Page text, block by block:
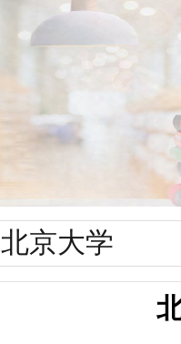
北京大学